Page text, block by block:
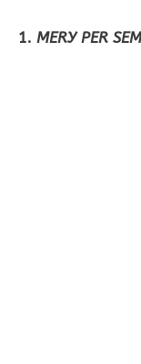
1. MERY PER